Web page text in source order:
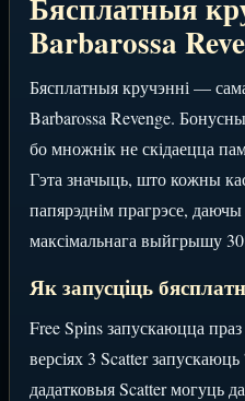
Barbarossa
Бясплатныя кручэнні —
Barbarossa Revenge.
бо множнік не скідаецца
Гэта значыць, што кожны
папярэднім прагрэсе,
максімальнага выйгрышу
Як запусціць
Free Spins запускаюцца
версіях 3 Scatter
дадатковыя Scatter могуць